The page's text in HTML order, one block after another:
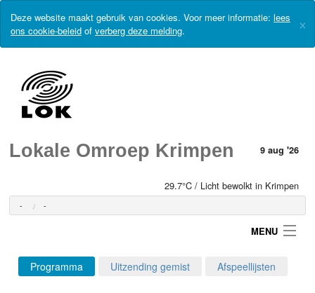
Deze website maakt gebruik van cookies. Voor meer informatie: lees
ons cookie-beleid of verberg deze melding. ×
Lokale Omroep Krimpen 9 aug '26
29.7°C / Licht bewolkt in Krimpen
- -
MENU
Login
Programma Uitzending gemist Afspeellijsten